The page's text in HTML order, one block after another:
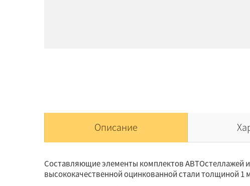
Описание
Составляющие элементы комплектов АВТОстеллажей
высококачественной оцинкованной стали толщиной 1